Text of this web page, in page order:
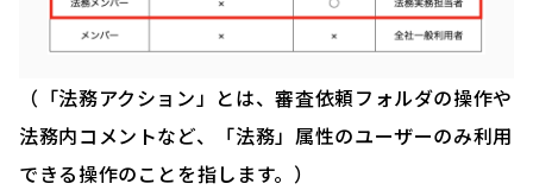
（「法務アクション」とは、審査依頼フォルダの操作や
法務内コメントなど、「法務」属性のユーザーのみ利用
できる操作のことを指します。）